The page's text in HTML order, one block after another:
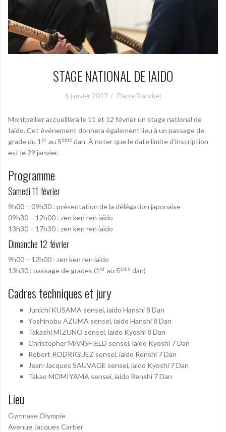
STAGE NATIONAL DE IAIDO
6 janvier 2017 Pierre Blanchet
Montpellier accueillera le 11 et 12 février un stage national de
Iaïdo. Cet événement donnera également lieu à un passage de
grade du 1 er au 5ème dan. À noter que le date limite d’inscription
est le 29 janvier.
Programme
Samedi 11 février
9h00 – 09h30 : présentation de la délégation japonaise
09h30 – 12h00 : zen ken ren iaïdo
13h30 – 17h30 : zen ken ren iaïdo
Dimanche 12 février
9h00 – 12h00 : zen ken ren iaïdo
13h30 : passage de grades (1 er au 5ème dan)
Cadres techniques et jury
Junichi KUSAMA sensei, iaido Hanshi 8 Dan
Yoshinobu AZUMA sensei, iaido Hanshi 8 Dan
Takashi MIZUNO sensei, iaido Kyoshi 8 Dan
Christopher MANSFIELD sensei, iaido Kyoshi 7 Dan
Robert RODRIGUEZ sensei, iaido Renshi 7 Dan
Jean-Jacques SAUVAGE sensei, iaido Kyoshi 7 Dan
Takao MOMIYAMA sensei, iaido Renshi 7 Dan
Lieu
Gymnase Olympie
Avenue Jacques Cartier